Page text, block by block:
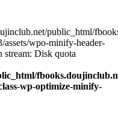
public_html/
wpo-minify-header-
stream: Disk quota
wp-optimize-minify-